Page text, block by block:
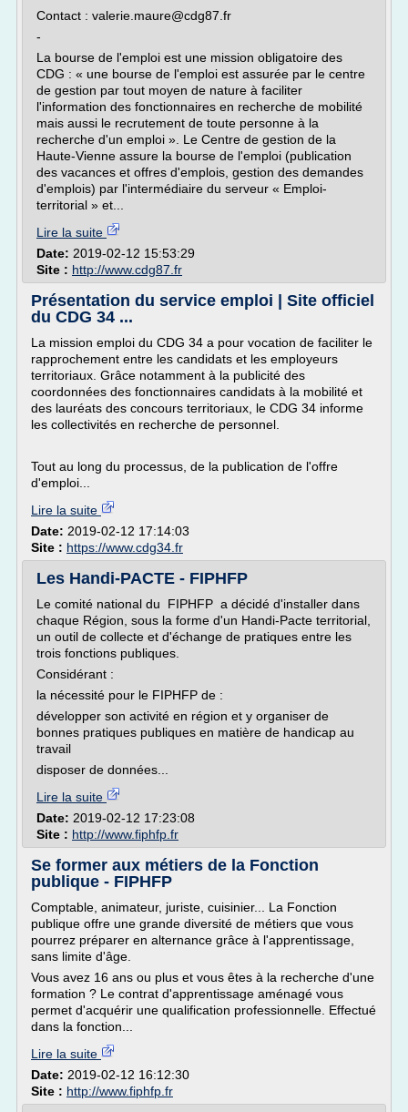
Contact : valerie.maure@cdg87.fr
-
La bourse de l'emploi est une mission obligatoire des
CDG : « une bourse de l'emploi est assurée par le centre
de gestion par tout moyen de nature à faciliter
l'information des fonctionnaires en recherche de mobilité
mais aussi le recrutement de toute personne à la
recherche d'un emploi ». Le Centre de gestion de la
Haute-Vienne assure la bourse de l'emploi (publication
des vacances et offres d'emplois, gestion des demandes
d'emplois) par l'intermédiaire du serveur « Emploi-
territorial » et...
Lire la suite
Date: 2019-02-12 15:53:29
Site : http://www.cdg87.fr
Présentation du service emploi | Site officiel
du CDG 34 ...
La mission emploi du CDG 34 a pour vocation de faciliter le
rapprochement entre les candidats et les employeurs
territoriaux. Grâce notamment à la publicité des
coordonnées des fonctionnaires candidats à la mobilité et
des lauréats des concours territoriaux, le CDG 34 informe
les collectivités en recherche de personnel.
Tout au long du processus, de la publication de l'offre
d'emploi...
Lire la suite
Date: 2019-02-12 17:14:03
Site : https://www.cdg34.fr
Les Handi-PACTE - FIPHFP
Le comité national du FIPHFP a décidé d'installer dans
chaque Région, sous la forme d'un Handi-Pacte territorial,
un outil de collecte et d'échange de pratiques entre les
trois fonctions publiques.
Considérant :
la nécessité pour le FIPHFP de :
développer son activité en région et y organiser de
bonnes pratiques publiques en matière de handicap au
travail
disposer de données...
Lire la suite
Date: 2019-02-12 17:23:08
Site : http://www.fiphfp.fr
Se former aux métiers de la Fonction
publique - FIPHFP
Comptable, animateur, juriste, cuisinier... La Fonction
publique offre une grande diversité de métiers que vous
pourrez préparer en alternance grâce à l'apprentissage,
sans limite d'âge.
Vous avez 16 ans ou plus et vous êtes à la recherche d'une
formation ? Le contrat d'apprentissage aménagé vous
permet d'acquérir une qualification professionnelle. Effectué
dans la fonction...
Lire la suite
Date: 2019-02-12 16:12:30
Site : http://www.fiphfp.fr